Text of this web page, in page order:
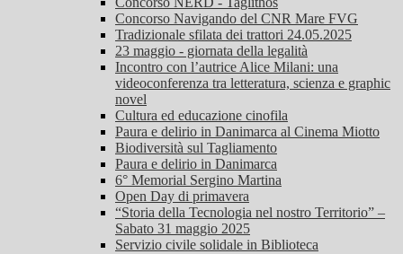
Concorso Navigando del CNR Mare FVG
Tradizionale sfilata dei trattori 24.05.2025
23 maggio - giornata della legalità
Incontro con l’autrice Alice Milani: una
videoconferenza tra letteratura, scienza e graphic
novel
Cultura ed educazione cinofila
Paura e delirio in Danimarca al Cinema Miotto
Biodiversità sul Tagliamento
Paura e delirio in Danimarca
6° Memorial Sergino Martina
Open Day di primavera
“Storia della Tecnologia nel nostro Territorio” –
Sabato 31 maggio 2025
Servizio civile solidale in Biblioteca